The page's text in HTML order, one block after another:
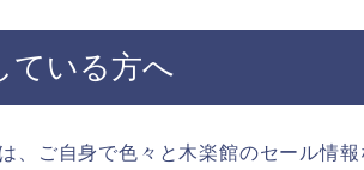
ている方へ
、ご自身で色々と木楽館のセール情報